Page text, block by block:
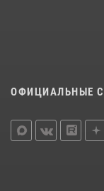
ОФИЦИАЛЬНЫЕ